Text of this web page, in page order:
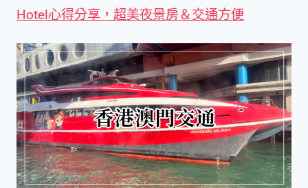
Hotel心得分享，超美夜景房＆交通方便